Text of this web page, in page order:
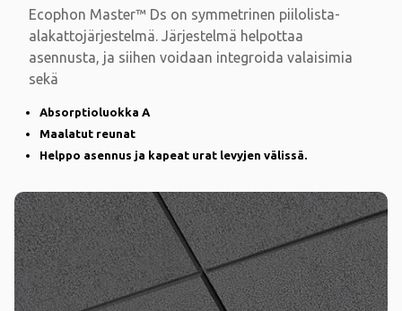
Ecophon Master™ Ds on symmetrinen piilolista-
alakattojärjestelmä. Järjestelmä helpottaa
asennusta, ja siihen voidaan integroida valaisimia
sekä
Absorptioluokka A
Maalatut reunat
Helppo asennus ja kapeat urat levyjen välissä.